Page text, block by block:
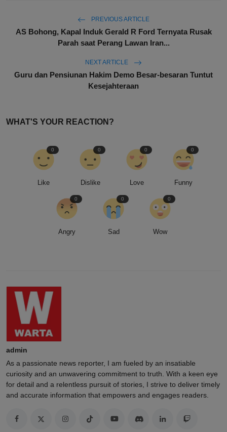
PREVIOUS ARTICLE
AS Bohong, Kapal Induk Gerald R Ford Ternyata Rusak
Parah saat Perang Lawan Iran...
NEXT ARTICLE
Guru dan Pensiunan Hakim Demo Besar-besaran Tuntut
Kesejahteraan
WHAT'S YOUR REACTION?
Like
0
Dislike
0
Love
0
Funny
0
Angry
0
Sad
0
Wow
0
admin
As a passionate news reporter, I am fueled by an insatiable
curiosity and an unwavering commitment to truth. With a keen eye
for detail and a relentless pursuit of stories, I strive to deliver timely
and accurate information that empowers and engages readers.